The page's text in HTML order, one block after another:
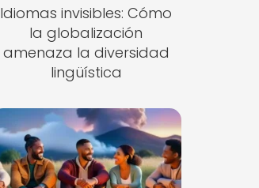
Idiomas invisibles: Cómo
la globalización
amenaza la diversidad
lingüística